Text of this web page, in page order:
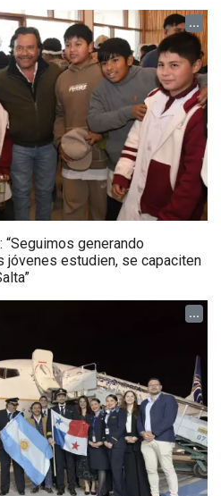
...
“Seguimos generando
jóvenes estudien, se capaciten
...